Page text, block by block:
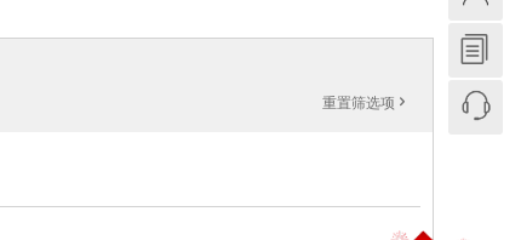
重置筛选项 '